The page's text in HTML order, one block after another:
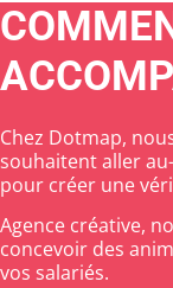
Chez Dotmap,
souhaitent aller
pour créer une
Agence créative,
concevoir des
vos salariés.